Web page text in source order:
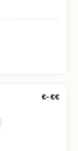
€-€€